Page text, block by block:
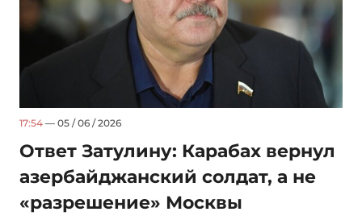
17:54 — 05 / 06 / 2026
Ответ Затулину: Карабах вернул
азербайджанский солдат, а не
«разрешение» Москвы